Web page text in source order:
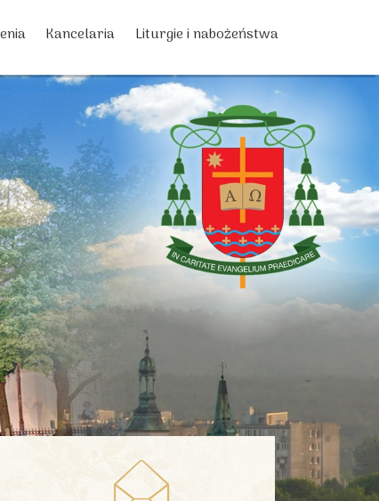
Kancelaria Liturgie i nabożeństwa